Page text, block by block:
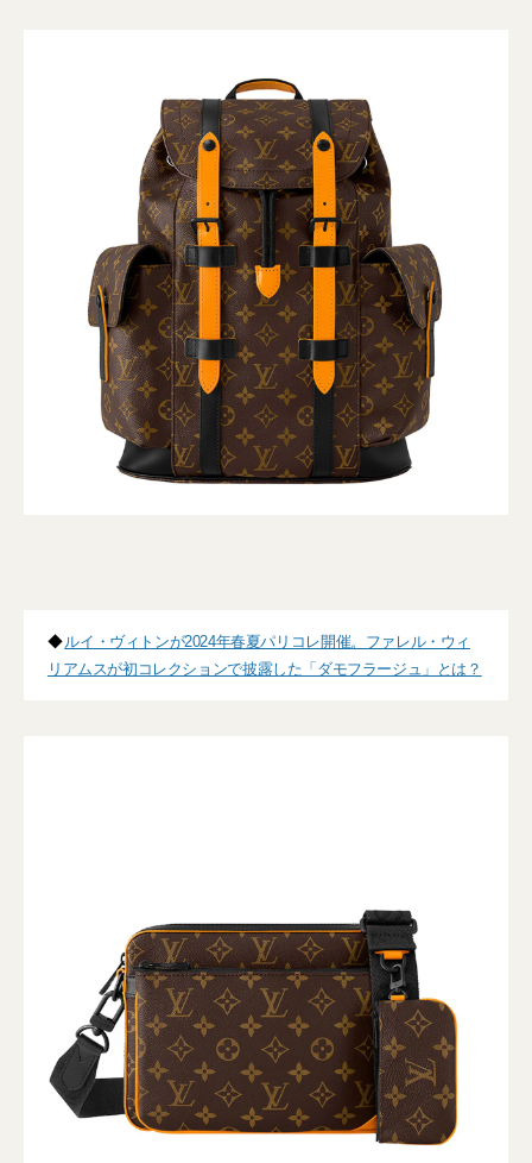
◆ルイ・ヴィトンが2024年春夏パリコレ開催。ファレル・ウィ
リアムスが初コレクションで披露した「ダモフラージュ」とは？